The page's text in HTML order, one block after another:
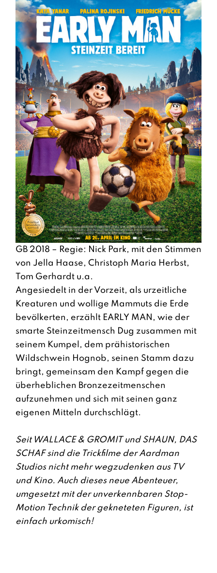
GB 2018 – Regie: Nick Park, mit den Stimmen
von Jella Haase, Christoph Maria Herbst,
Tom Gerhardt u.a.
Angesiedelt in der Vorzeit, als urzeitliche
Kreaturen und wollige Mammuts die Erde
bevölkerten, erzählt EARLY MAN, wie der
smarte Steinzeitmensch Dug zusammen mit
seinem Kumpel, dem prähistorischen
Wildschwein Hognob, seinen Stamm dazu
bringt, gemeinsam den Kampf gegen die
überheblichen Bronzezeitmenschen
aufzunehmen und sich mit seinen ganz
eigenen Mitteln durchschlägt.
Seit WALLACE & GROMIT und SHAUN, DAS
SCHAF sind die Trickfilme der Aardman
Studios nicht mehr wegzudenken aus TV
und Kino. Auch dieses neue Abenteuer,
umgesetzt mit der unverkennbaren Stop-
Motion Technik der gekneteten Figuren, ist
einfach urkomisch!